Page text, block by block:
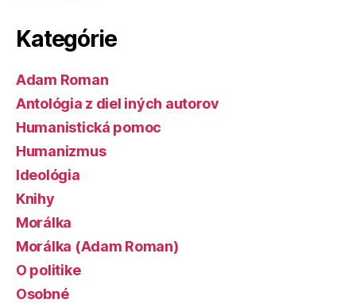
Kategórie
Adam Roman
Antológia z diel iných autorov
Humanistická pomoc
Humanizmus
Ideológia
Knihy
Morálka
Morálka (Adam Roman)
O politike
Osobné